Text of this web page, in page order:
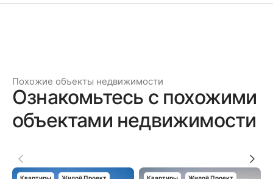
Похожие объекты недвижимости
Ознакомьтесь с похожими
объектами недвижимости